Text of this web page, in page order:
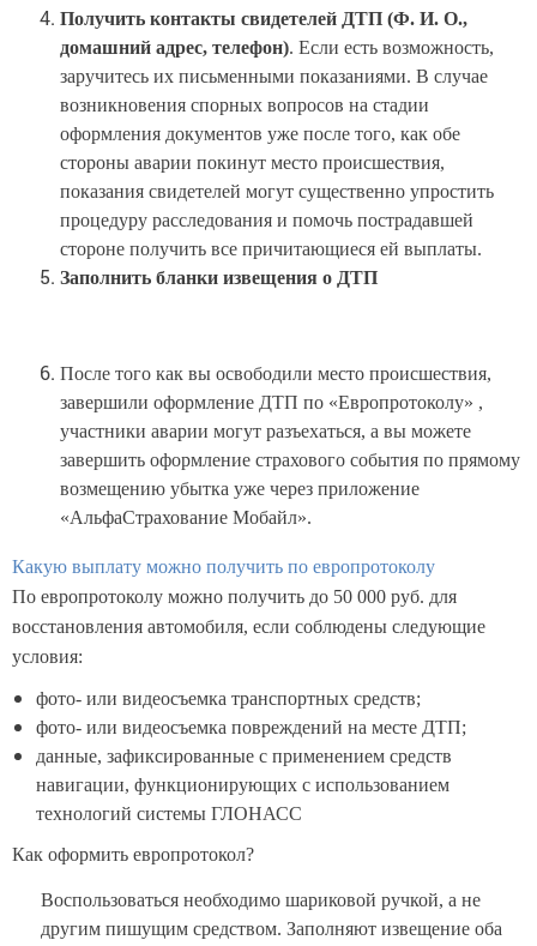
Получить контакты свидетелей ДТП (Ф. И. О.,
домашний адрес, телефон). Если есть возможность,
заручитесь их письменными показаниями. В случае
возникновения спорных вопросов на стадии
оформления документов уже после того, как обе
стороны аварии покинут место происшествия,
показания свидетелей могут существенно упростить
процедуру расследования и помочь пострадавшей
стороне получить все причитающиеся ей выплаты.
Заполнить бланки извещения о ДТП
После того как вы освободили место происшествия,
завершили оформление ДТП по «Европротоколу» ,
участники аварии могут разъехаться, а вы можете
завершить оформление страхового события по прямому
возмещению убытка уже через приложение
«АльфаСтрахование Мобайл».
Какую выплату можно получить по европротоколу
По европротоколу можно получить до 50 000 руб. для
восстановления автомобиля, если соблюдены следующие
условия:
фото- или видеосъемка транспортных средств;
фото- или видеосъемка повреждений на месте ДТП;
данные, зафиксированные с применением средств
навигации, функционирующих с использованием
технологий системы ГЛОНАСС
Как оформить европротокол?
Воспользоваться необходимо шариковой ручкой, а не
другим пишущим средством. Заполняют извещение оба